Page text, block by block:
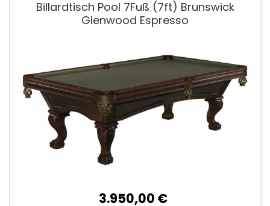
Billardtisch Pool 7Fuß (7ft) Brunswick
Glenwood Espresso
3.950,00 €